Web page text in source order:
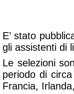
E’ stato
gli assistenti di
Le selezioni
periodo di
Francia,